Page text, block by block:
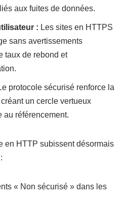
aux fuites de données.
: Les sites en HTTPS
sans avertissements
taux de rebond et
protocole sécurisé renforce la
un cercle vertueux
au référencement.
en HTTP subissent désormais
« Non sécurisé » dans les